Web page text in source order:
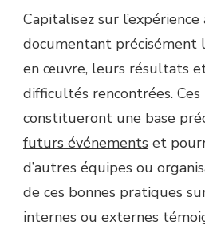
Capitalisez sur l’expérience
documentant précisément
en œuvre, leurs résultats
difficultés rencontrées.
constitueront une base
futurs événements et
d’autres équipes ou
de ces bonnes pratiques
internes ou externes